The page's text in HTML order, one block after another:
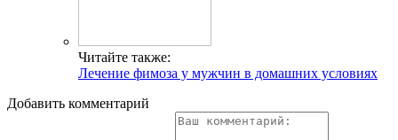
Читайте также:
Лечение фимоза у мужчин в домашних условиях
Добавить комментарий